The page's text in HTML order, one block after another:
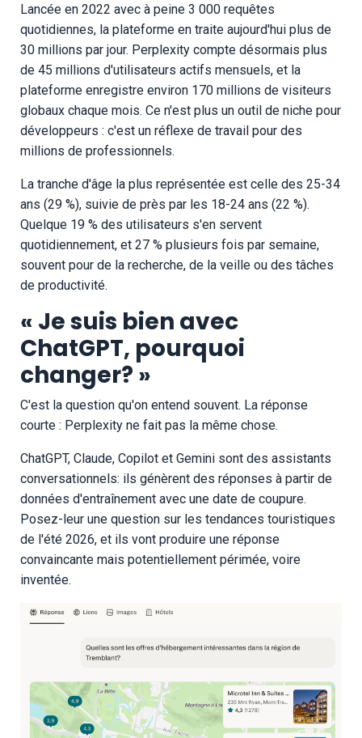
Lancée en 2022 avec à peine 3 000 requêtes
quotidiennes, la plateforme en traite aujourd'hui plus de
30 millions par jour. Perplexity compte désormais plus
de 45 millions d'utilisateurs actifs mensuels, et la
plateforme enregistre environ 170 millions de visiteurs
globaux chaque mois. Ce n'est plus un outil de niche pour
développeurs : c'est un réflexe de travail pour des
millions de professionnels.
La tranche d'âge la plus représentée est celle des 25-34
ans (29 %), suivie de près par les 18-24 ans (22 %).
Quelque 19 % des utilisateurs s'en servent
quotidiennement, et 27 % plusieurs fois par semaine,
souvent pour de la recherche, de la veille ou des tâches
de productivité.
« Je suis bien avec
ChatGPT, pourquoi
changer? »
C'est la question qu'on entend souvent. La réponse
courte : Perplexity ne fait pas la même chose.
ChatGPT, Claude, Copilot et Gemini sont des assistants
conversationnels: ils génèrent des réponses à partir de
données d'entraînement avec une date de coupure.
Posez-leur une question sur les tendances touristiques
de l'été 2026, et ils vont produire une réponse
convaincante mais potentiellement périmée, voire
inventée.